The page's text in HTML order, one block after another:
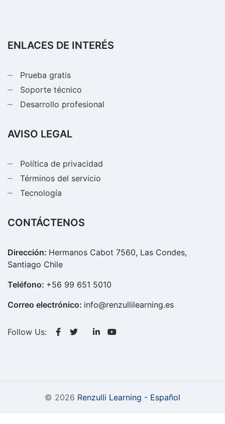
ENLACES DE INTERÉS
Prueba gratis
Soporte técnico
Desarrollo profesional
AVISO LEGAL
Política de privacidad
Términos del servicio
Tecnología
CONTÁCTENOS
Dirección: Hermanos Cabot 7560, Las Condes,
Santiago Chile
Teléfono: +56 99 651 5010
Correo electrónico: info@renzullilearning.es
Follow Us:
© 2026 Renzulli Learning - Español